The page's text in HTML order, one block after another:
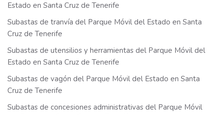
Estado en Santa Cruz de Tenerife
Subastas de tranvía del Parque Móvil del Estado en Santa
Cruz de Tenerife
Subastas de utensilios y herramientas del Parque Móvil del
Estado en Santa Cruz de Tenerife
Subastas de vagón del Parque Móvil del Estado en Santa
Cruz de Tenerife
Subastas de concesiones administrativas del Parque Móvil